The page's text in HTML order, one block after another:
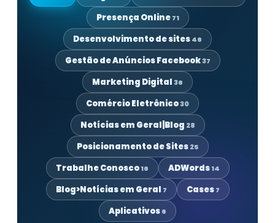
Presença Online71
Desenvolvimento de sites46
Gestão de Anúncios Facebook37
Marketing Digital36
Comércio Eletrônico30
Notícias em Geral|Blog 28
Posicionamento de Sites25
Trabalhe Conosco16 ADWords14
Blog>Notícias em Geral 7 Cases7
Aplicativos6